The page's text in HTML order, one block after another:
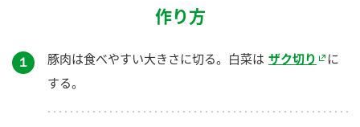
作り方
１ 豚肉は食べやすい大きさに切る。白菜は ザク切り
に
する。